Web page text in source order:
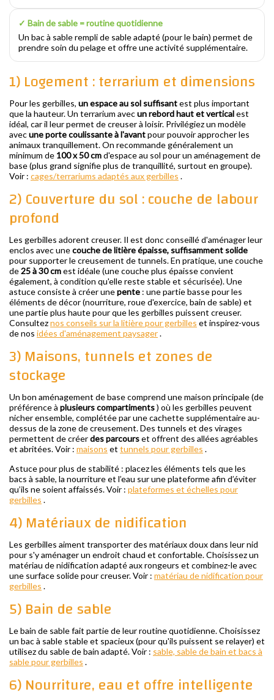
✓ Bain de sable = routine quotidienne
Un bac à sable rempli de sable adapté (pour le bain) permet de
prendre soin du pelage et offre une activité supplémentaire.
1) Logement : terrarium et dimensions
Pour les gerbilles, un espace au sol suffisantest plus important
que la hauteur. Un terrarium avecun rebord haut et verticalest
idéal, car il leur permet de creuser à loisir. Privilégiez un modèle
avecune porte coulissante à l'avantpour pouvoir approcher les
animaux tranquillement. On recommande généralement un
minimum de 100 x 50 cmd'espace au sol pour un aménagement de
base (plus grand signifie plus de tranquillité, surtout en groupe).
Voir : cages/terrariums adaptés aux gerbilles .
2) Couverture du sol : couche de labour
profond
Les gerbilles adorent creuser. Il est donc conseillé d'aménager leur
enclos avec unecouche de litière épaisse, suffisamment solide
pour supporter le creusement de tunnels. En pratique, une couche
de25 à 30 cmest idéale (une couche plus épaisse convient
également, à condition qu'elle reste stable et sécurisée). Une
astuce consiste à créer unepente : une partie basse pour les
éléments de décor (nourriture, roue d'exercice, bain de sable) et
une partie plus haute pour que les gerbilles puissent creuser.
Consulteznos conseils sur la litière pour gerbilles et inspirez-vous
de nos idées d'aménagement paysager.
3) Maisons, tunnels et zones de
stockage
Un bon aménagement de base comprend une maison principale (de
préférence à plusieurs compartiments) où les gerbilles peuvent
nicher ensemble, complétée par une cachette supplémentaire au-
dessus de la zone de creusement. Des tunnels et des virages
permettent de créerdes parcourset offrent des allées agréables
et abritées. Voir : maisons et tunnels pour gerbilles .
Astuce pour plus de stabilité : placez les éléments tels que les
bacs à sable, la nourriture et l’eau sur une plateforme afin d’éviter
qu’ils ne soient affaissés. Voir : plateformes et échelles pour
gerbilles .
4) Matériaux de nidification
Les gerbilles aiment transporter des matériaux doux dans leur nid
pour s'y aménager un endroit chaud et confortable. Choisissez un
matériau de nidification adapté aux rongeurs et combinez-le avec
une surface solide pour creuser. Voir : matériau de nidification pour
gerbilles .
5) Bain de sable
Le bain de sable fait partie de leur routine quotidienne. Choisissez
un bac à sable stable et spacieux (pour qu'ils puissent se relayer) et
utilisez du sable de bain adapté. Voir : sable, sable de bain et bacs à
sable pour gerbilles .
6) Nourriture, eau et offre intelligente